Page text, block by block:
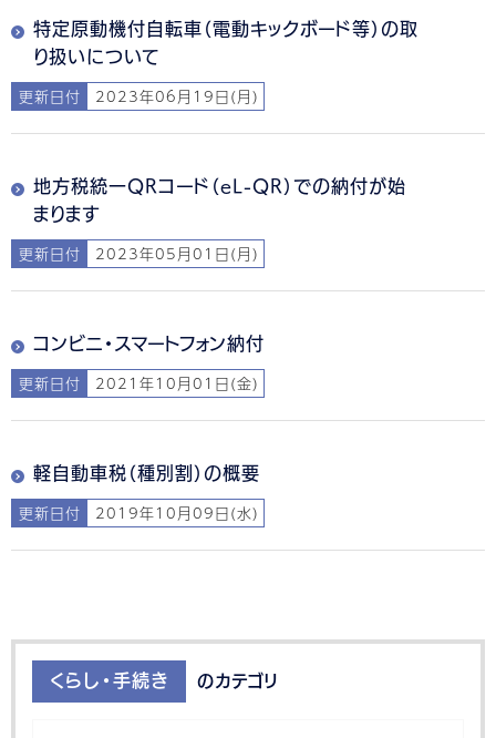
特定原動機付自転車（電動キックボード等）の取
り扱いについて
更新日付 2023年06月19日(月)
地方税統一QRコード（eL-QR）での納付が始
まります
更新日付 2023年05月01日(月)
コンビニ・スマートフォン納付
更新日付 2021年10月01日(金)
軽自動車税（種別割）の概要
更新日付 2019年10月09日(水)
くらし・手続き のカテゴリ